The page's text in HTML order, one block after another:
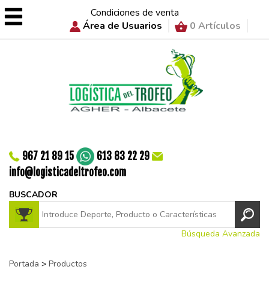
Condiciones de venta
Área de Usuarios
0 Artículos
967 21 89 15
613 83 22 29
info@logisticadeltrofeo.com
BUSCADOR
Búsqueda Avanzada
Portada > Productos